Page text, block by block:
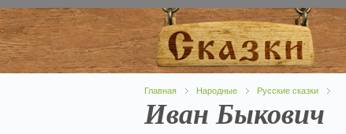
Главная Народные Русские сказки
Иван Быкович